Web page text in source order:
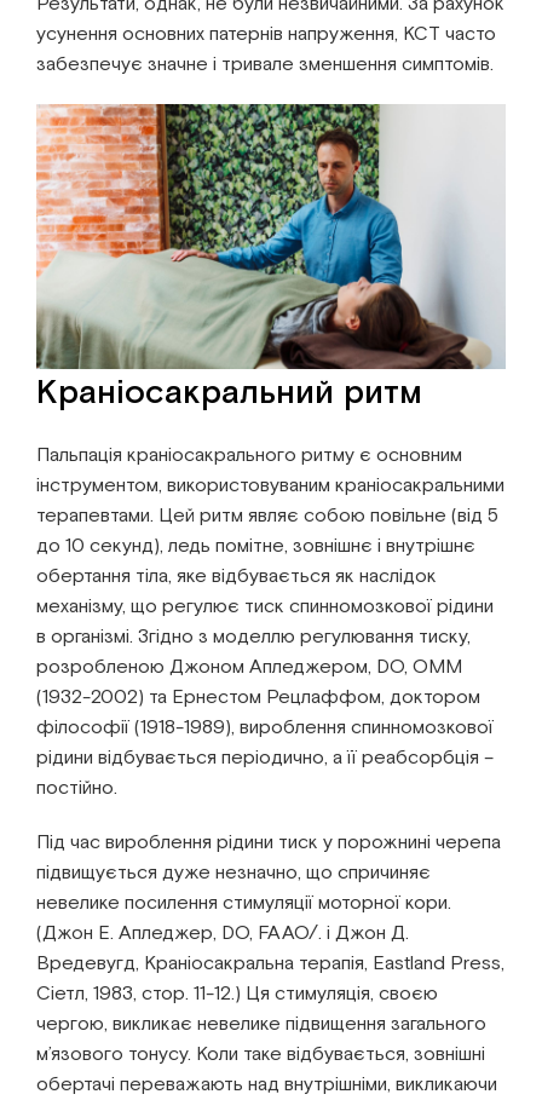
усунення основних патернів напруження, КСТ часто
забезпечує значне і тривале зменшення симптомів.
Краніосакральний ритм
Пальпація краніосакрального ритму є основним
інструментом, використовуваним краніосакральними
терапевтами. Цей ритм являє собою повільне (від 5
до 10 секунд), ледь помітне, зовнішнє і внутрішнє
обертання тіла, яке відбувається як наслідок
механізму, що регулює тиск спинномозкової рідини
в організмі. Згідно з моделлю регулювання тиску,
розробленою Джоном Апледжером, DО, ОММ
(1932-2002) та Ернестом Рецлаффом, доктором
філософії (1918-1989), вироблення спинномозкової
рідини відбувається періодично, а її реабсорбція –
постійно.
Під час вироблення рідини тиск у порожнині черепа
підвищується дуже незначно, що спричиняє
невелике посилення стимуляції моторної кори.
(Джон Е. Апледжер, DO, FAAO/. і Джон Д.
Вредевугд, Краніосакральна терапія, Eastland Press,
Сіетл, 1983, стор. 11-12.) Ця стимуляція, своєю
чергою, викликає невелике підвищення загального
м’язового тонусу. Коли таке відбувається, зовнішні
обертачі переважають над внутрішніми, викликаючи